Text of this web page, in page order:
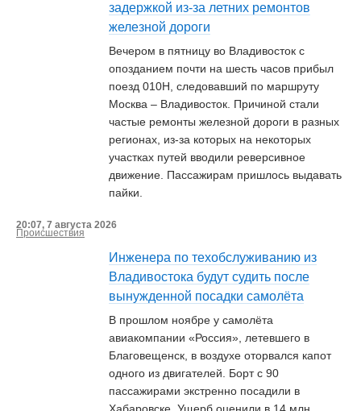
задержкой из-за летних ремонтов
железной дороги
Вечером в пятницу во Владивосток с
опозданием почти на шесть часов прибыл
поезд 010Н, следовавший по маршруту
Москва – Владивосток. Причиной стали
частые ремонты железной дороги в разных
регионах, из-за которых на некоторых
участках путей вводили реверсивное
движение. Пассажирам пришлось выдавать
пайки.
20:07, 7 августа 2026
Происшествия
Инженера по техобслуживанию из
Владивостока будут судить после
вынужденной посадки самолёта
В прошлом ноябре у самолёта
авиакомпании «Россия», летевшего в
Благовещенск, в воздухе оторвался капот
одного из двигателей. Борт с 90
пассажирами экстренно посадили в